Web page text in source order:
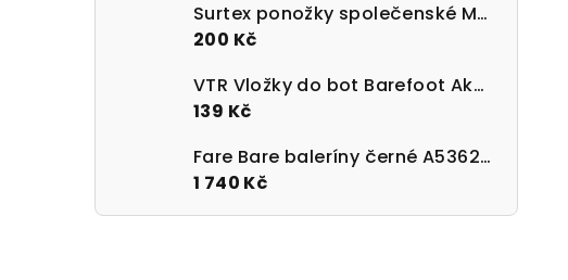
Surtex ponožky společenské Merino 90 - 95% černé
200 Kč
VTR Vložky do bot Barefoot Aktivní uhlí UNI velikost 36-47
139 Kč
Fare Bare baleríny černé A5362113
1 740 Kč